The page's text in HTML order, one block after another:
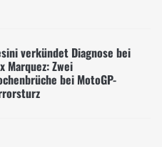
verkündet Diagnose bei
Marquez: Zwei
bei MotoGP-